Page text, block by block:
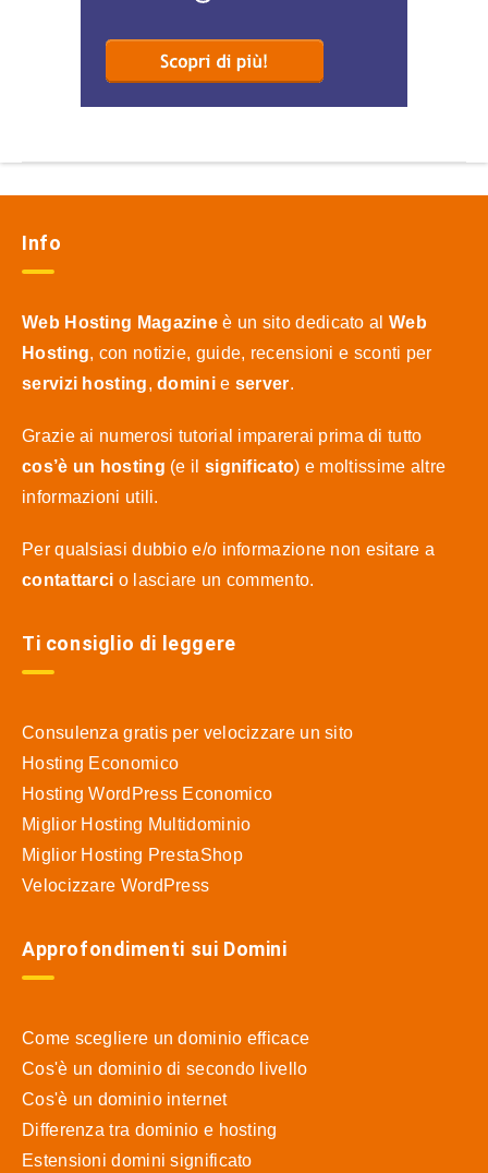
Info
Web Hosting Magazine è un sito dedicato al Web
Hosting, con notizie, guide, recensioni e sconti per
servizi hosting,dominie server.
Grazie ai numerosi tutorial imparerai prima di tutto
cos’è un hosting (e il significato) e moltissime altre
informazioni utili.
Per qualsiasi dubbio e/o informazione non esitare a
contattarci o lasciare un commento.
Ti consiglio di leggere
Consulenza gratis per velocizzare un sito
Hosting Economico
Hosting WordPress Economico
Miglior Hosting Multidominio
Miglior Hosting PrestaShop
Velocizzare WordPress
Approfondimenti sui Domini
Come scegliere un dominio efficace
Cos'è un dominio di secondo livello
Cos'è un dominio internet
Differenza tra dominio e hosting
Estensioni domini significato